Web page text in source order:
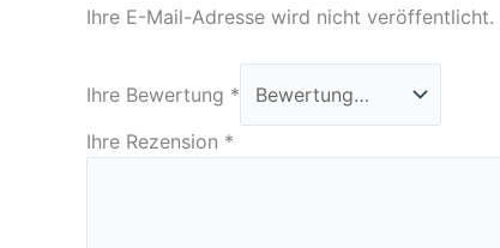
Ihre E-Mail-Adresse wird nicht veröffentlicht.
Ihre Bewertung *
Ihre Rezension *